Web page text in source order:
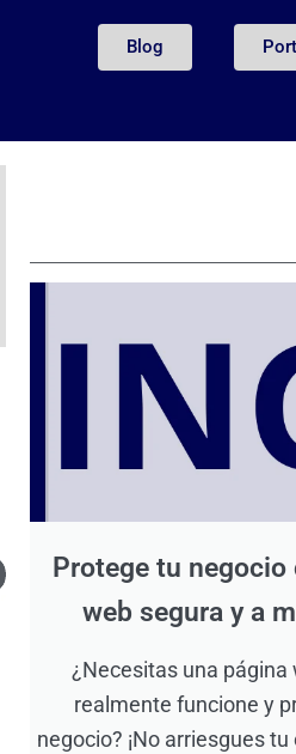
Blog
Protege tu negocio
web segura y a
¿Necesitas una página
realmente funcione y
negocio? ¡No arriesgues